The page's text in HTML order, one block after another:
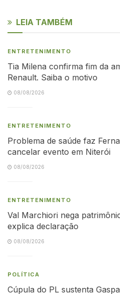
LEIA TAMBÉM
ENTRETENIMENTO
Tia Milena confirma fim da
Renault. Saiba o motivo
08/08/2026
ENTRETENIMENTO
Problema de saúde faz
cancelar evento em Niterói
08/08/2026
ENTRETENIMENTO
Val Marchiori nega
explica declaração
08/08/2026
POLÍTICA
Cúpula do PL sustenta